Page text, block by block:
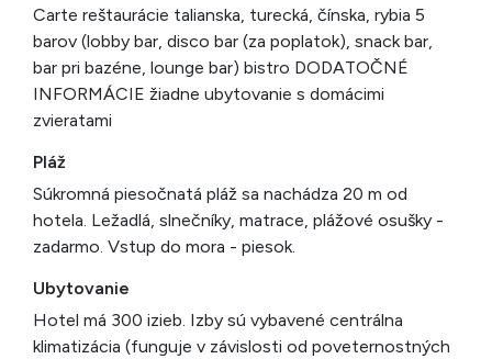
Carte reštaurácie talianska, turecká, čínska, rybia 5
barov (lobby bar, disco bar (za poplatok), snack bar,
bar pri bazéne, lounge bar) bistro DODATOČNÉ
INFORMÁCIE žiadne ubytovanie s domácimi
zvieratami
Pláž
Súkromná piesočnatá pláž sa nachádza 20 m od
hotela. Ležadlá, slnečníky, matrace, plážové osušky -
zadarmo. Vstup do mora - piesok.
Ubytovanie
Hotel má 300 izieb. Izby sú vybavené centrálna
klimatizácia (funguje v závislosti od poveternostných